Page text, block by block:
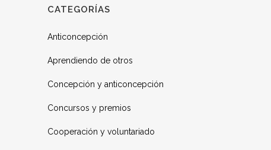
CATEGORÍAS
Anticoncepción
Aprendiendo de otros
Concepción y anticoncepción
Concursos y premios
Cooperación y voluntariado